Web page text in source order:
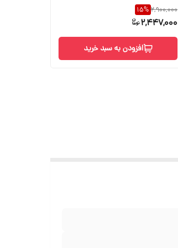
2,900,000
15%
2,447,000
افزودن به سبد خرید